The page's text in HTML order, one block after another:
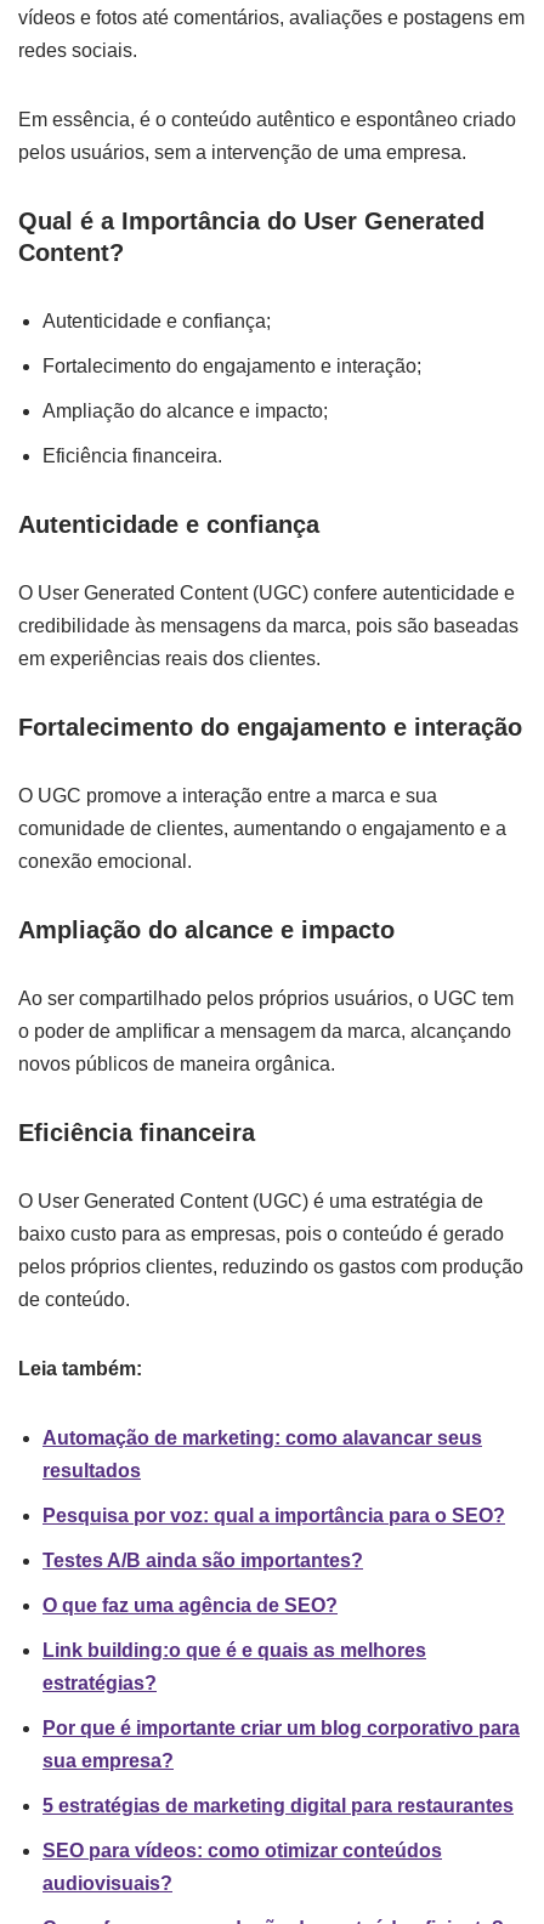
vídeos e fotos até comentários, avaliações e postagens em
redes sociais.
Em essência, é o conteúdo autêntico e espontâneo criado
pelos usuários, sem a intervenção de uma empresa.
Qual é a Importância do User Generated
Content?
Autenticidade e confiança;
Fortalecimento do engajamento e interação;
Ampliação do alcance e impacto;
Eficiência financeira.
Autenticidade e confiança
O User Generated Content (UGC) confere autenticidade e
credibilidade às mensagens da marca, pois são baseadas
em experiências reais dos clientes.
Fortalecimento do engajamento e interação
O UGC promove a interação entre a marca e sua
comunidade de clientes, aumentando o engajamento e a
conexão emocional.
Ampliação do alcance e impacto
Ao ser compartilhado pelos próprios usuários, o UGC tem
o poder de amplificar a mensagem da marca, alcançando
novos públicos de maneira orgânica.
Eficiência financeira
O User Generated Content (UGC) é uma estratégia de
baixo custo para as empresas, pois o conteúdo é gerado
pelos próprios clientes, reduzindo os gastos com produção
de conteúdo.
Leia também:
Automação de marketing: como alavancar seus
resultados
Pesquisa por voz: qual a importância para o SEO?
Testes A/B ainda são importantes?
O que faz uma agência de SEO?
Link building:o que é e quais as melhores
estratégias?
Por que é importante criar um blog corporativo para
sua empresa?
5 estratégias de marketing digital para restaurantes
SEO para vídeos: como otimizar conteúdos
audiovisuais?